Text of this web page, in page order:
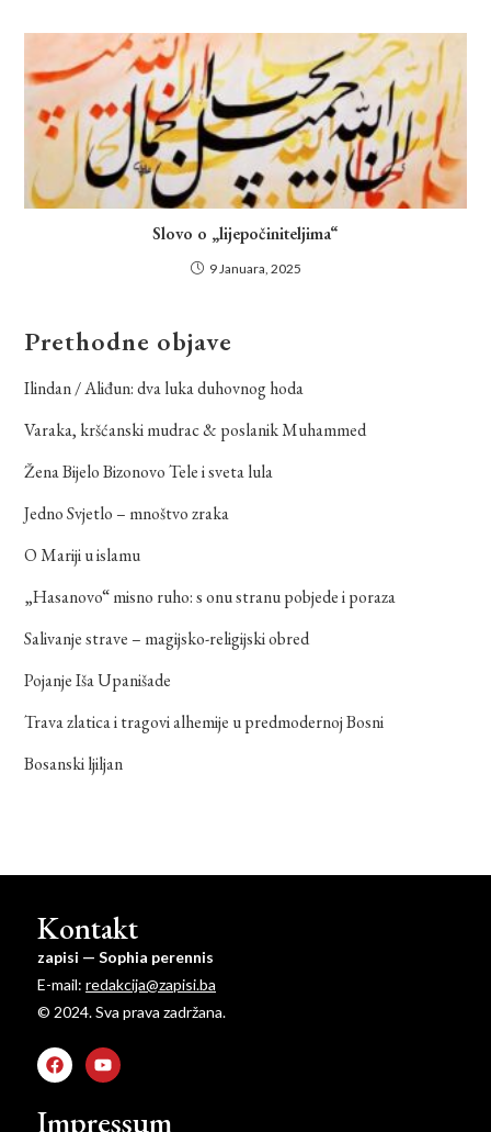
Slovo o „lijepočiniteljima“
9 Januara, 2025
Prethodne objave
Ilindan / Aliđun: dva luka duhovnog hoda
Varaka, kršćanski mudrac & poslanik Muhammed
Žena Bijelo Bizonovo Tele i sveta lula
Jedno Svjetlo – mnoštvo zraka
O Mariji u islamu
„Hasanovo“ misno ruho: s onu stranu pobjede i poraza
Salivanje strave – magijsko-religijski obred
Pojanje Iša Upanišade
Trava zlatica i tragovi alhemije u predmodernoj Bosni
Bosanski ljiljan
Kontakt
zapisi — Sophia perennis
E-mail: redakcija@zapisi.ba
© 2024. Sva prava zadržana.
Impressum